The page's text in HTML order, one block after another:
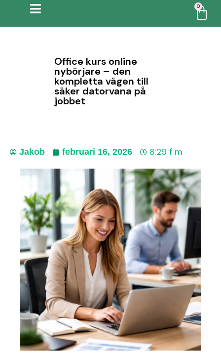
0
Office kurs online
nybörjare – den
kompletta vägen till
säker datorvana på
jobbet
Jakob februari 16, 2026 8:29 f m